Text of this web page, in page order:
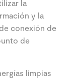
la
y la
conexión de
de
limpias